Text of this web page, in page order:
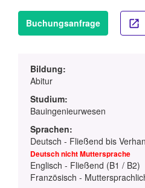
Buchungsanfrage
Bildung:
Abitur
Studium:
Bauingenieurwesen
Sprachen:
Deutsch - Fließend bis
Deutsch nicht Muttersprache
Englisch - Fließend (B1 / B2)
Französisch -